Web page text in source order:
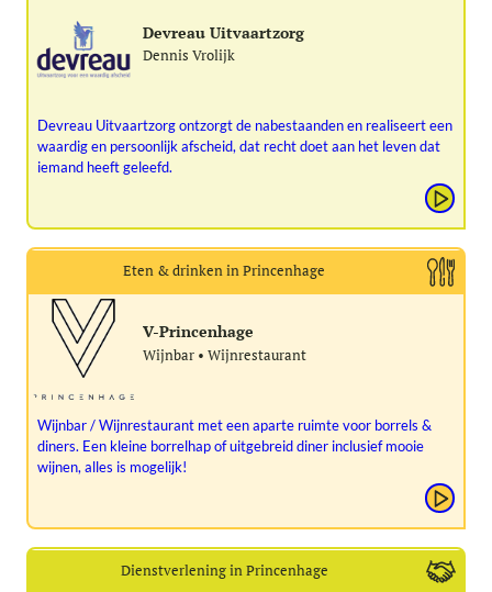
Devreau Uitvaartzorg
Dennis Vrolijk
Devreau Uitvaartzorg ontzorgt de nabestaanden en realiseert een
waardig en persoonlijk afscheid, dat recht doet aan het leven dat
iemand heeft geleefd.
Eten & drinken in Princenhage
V-Princenhage
Wijnbar • Wijnrestaurant
Wijnbar / Wijnrestaurant met een aparte ruimte voor borrels &
diners. Een kleine borrelhap of uitgebreid diner inclusief mooie
wijnen, alles is mogelijk!
Dienstverlening in Princenhage